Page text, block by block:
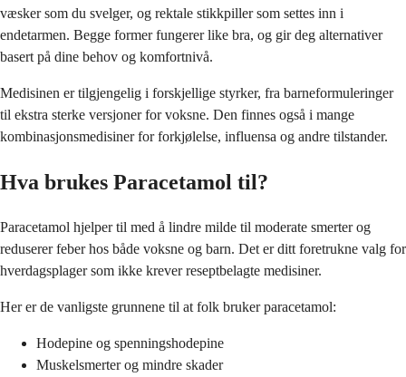
væsker som du svelger, og rektale stikkpiller som settes inn i
endetarmen. Begge former fungerer like bra, og gir deg alternativer
basert på dine behov og komfortnivå.
Medisinen er tilgjengelig i forskjellige styrker, fra barneformuleringer
til ekstra sterke versjoner for voksne. Den finnes også i mange
kombinasjonsmedisiner for forkjølelse, influensa og andre tilstander.
Hva brukes Paracetamol til?
Paracetamol hjelper til med å lindre milde til moderate smerter og
reduserer feber hos både voksne og barn. Det er ditt foretrukne valg for
hverdagsplager som ikke krever reseptbelagte medisiner.
Her er de vanligste grunnene til at folk bruker paracetamol:
Hodepine og spenningshodepine
Muskelsmerter og mindre skader